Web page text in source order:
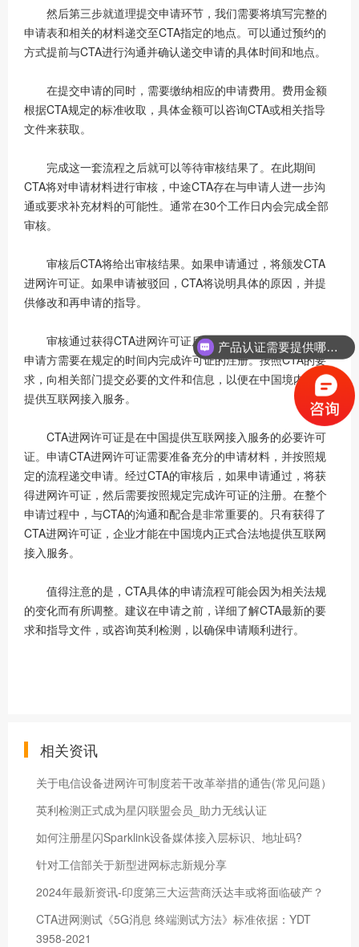
然后第三步就道理提交申请环节，我们需要将填写完整的
申请表和相关的材料递交至CTA指定的地点。可以通过预约的
方式提前与CTA进行沟通并确认递交申请的具体时间和地点。
在提交申请的同时，需要缴纳相应的申请费用。费用金额
根据CTA规定的标准收取，具体金额可以咨询CTA或相关指导
文件来获取。
完成这一套流程之后就可以等待审核结果了。在此期间
CTA将对申请材料进行审核，中途CTA存在与申请人进一步沟
通或要求补充材料的可能性。通常在30个工作日内会完成全部
审核。
审核后CTA将给出审核结果。如果申请通过，将颁发CTA
进网许可证。如果申请被驳回，CTA将说明具体的原因，并提
供修改和再申请的指导。
审核通过获得CTA进网许可证后，才到最为关键的环节，
申请方需要在规定的时间内完成许可证的注册。按照CTA的要
求，向相关部门提交必要的文件和信息，以便在中国境内合法
提供互联网接入服务。
CTA进网许可证是在中国提供互联网接入服务的必要许可
证。申请CTA进网许可证需要准备充分的申请材料，并按照规
定的流程递交申请。经过CTA的审核后，如果申请通过，将获
得进网许可证，然后需要按照规定完成许可证的注册。在整个
申请过程中，与CTA的沟通和配合是非常重要的。只有获得了
CTA进网许可证，企业才能在中国境内正式合法地提供互联网
接入服务。
值得注意的是，CTA具体的申请流程可能会因为相关法规
的变化而有所调整。建议在申请之前，详细了解CTA最新的要
求和指导文件，或咨询英利检测，以确保申请顺利进行。
相关资讯
关于电信设备进网许可制度若干改革举措的通告(常见问题）
英利检测正式成为星闪联盟会员_助力无线认证
如何注册星闪Sparklink设备媒体接入层标识、地址码?
针对工信部关于新型进网标志新规分享
2024年最新资讯-印度第三大运营商沃达丰或将面临破产？
CTA进网测试《5G消息 终端测试方法》标准依据：YDT
3958-2021
产品认证需要提供哪些资料？